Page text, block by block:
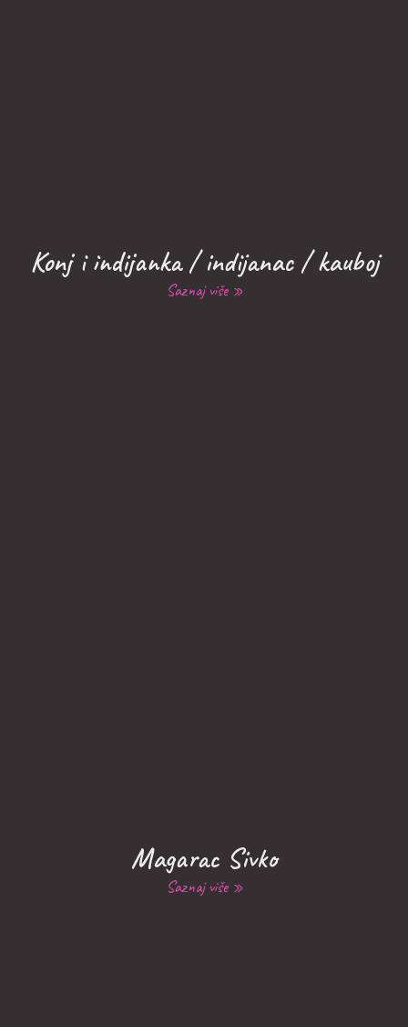
Konj i indijanka / indijanac / kauboj
Saznaj više »
Magarac Sivko
Saznaj više »